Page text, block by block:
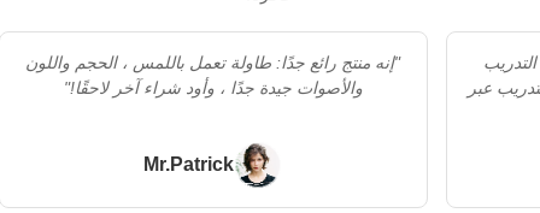
"Recommedation جيد. الاستقبال محترف. التدريب
من التدريب عبر
"إنه منتج رائع جدًا: طاولة تعمل باللمس ، الحجم واللون
والأصوات جيدة جدًا ، وأود شراء آخر لاحقًا!"
Mr.Patrick